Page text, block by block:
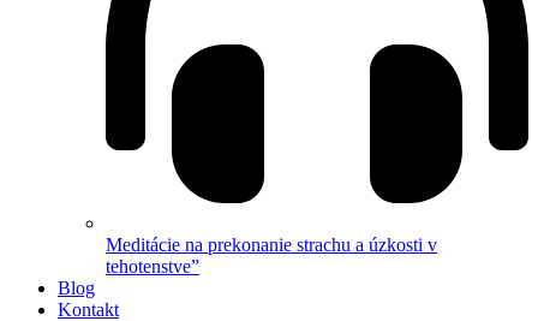
Meditácie na prekonanie strachu a úzkosti v
tehotenstve”
Blog
Kontakt